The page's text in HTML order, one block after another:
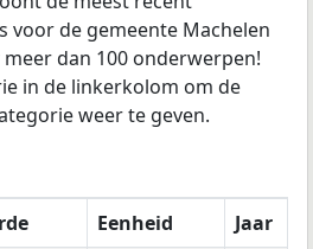
voor de gemeente Machelen
dan 100 onderwerpen!
in de linkerkolom om de
weer te geven.
Eenheid
Jaar